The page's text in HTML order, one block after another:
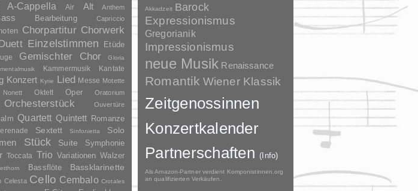
A-Cappella Air Alt Anthem
Bearbeitung Capriccio
Chorpartitur Chorwerk
Einzelstimmen Etüde
Gemischter Chor Gloria
Kammermusik Kantate
Konzert Kyrie Lied Messe Motette
Nonett Oktett Oper Oratorium
Orchesterstück Ouvertüre
Quartett Quintett Romanze
Sextett Sinfonietta Solo
Stück Suite Symphonie
Toccata Trio Variationen Walzer
Bassflöte Bassklarinette
Celesta Cello Cembalo Crotales
Akkadzeit Barock
Expressionismus
Gregorianik
Impressionismus
neue Musik Renaissance
Romantik Wiener Klassik
Zeitgenossinnen
Konzertkalender
Partnerschaften(Info)
Als Amazon-Partner verdient Komponistinnen.org
an qualifizierten Verkäufen.